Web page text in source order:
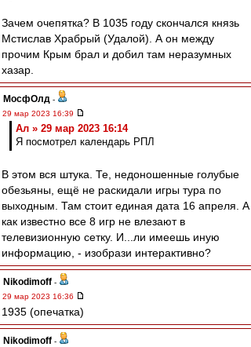
Зачем очепятка? В 1035 году скончался князь
Мстислав Храбрый (Удалой). А он между
прочим Крым брал и добил там неразумных
хазар.
МосфОлд -
29 мар 2023 16:39
Ал » 29 мар 2023 16:14
Я посмотрел календарь РПЛ
В этом вся штука. Те, недоношенные голубые
обезьяны, ещё не раскидали игры тура по
выходным. Там стоит единая дата 16 апреля. А
как известно все 8 игр не влезают в
телевизионную сетку. И...ли имеешь иную
информацию, - изобрази интерактивно?
Nikodimoff -
29 мар 2023 16:36
1935 (опечатка)
Nikodimoff -